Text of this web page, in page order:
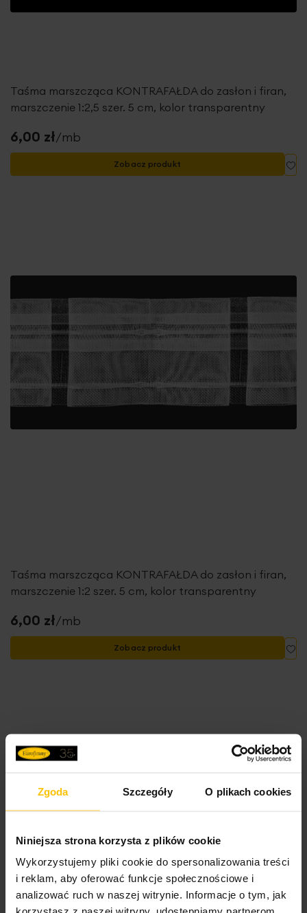
Zgoda Szczegóły O plikach cookies
Niniejsza strona korzysta z plików cookie
Wykorzystujemy pliki cookie do spersonalizowania treści
i reklam, aby oferować funkcje społecznościowe i
analizować ruch w naszej witrynie. Informacje o tym, jak
Taśma marszcząca KONTRAFAŁDA do zasłon i firan,
marszczenie 1:2,5 szer. 5 cm, kolor transparentny
6,00 zł/mb
Zobacz produkt
Taśma marszcząca KONTRAFAŁDA do zasłon i firan,
marszczenie 1:2 szer. 5 cm, kolor transparentny
6,00 zł/mb
Zobacz produkt